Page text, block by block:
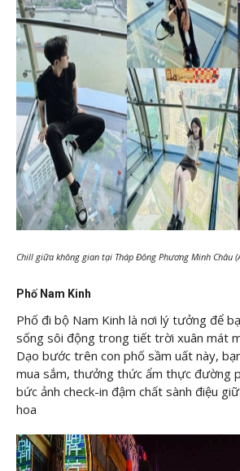
Chill giữa không gian tại Tháp Đông Phương Minh Châu
Phố Nam Kinh
Phố đi bộ Nam Kinh là nơi lý tưởng để
sống sôi động trong tiết trời xuân mát
Dạo bước trên con phố sầm uất này,
mua sắm, thưởng thức ẩm thực đường
bức ảnh check-in đậm chất sành điệu
hoa